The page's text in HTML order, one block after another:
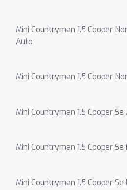
Mini Countryman 1.5 Cooper
Auto
Mini Countryman 1.5 Cooper
Mini Countryman 1.5 Cooper
Mini Countryman 1.5 Cooper
Mini Countryman 1.5 Cooper